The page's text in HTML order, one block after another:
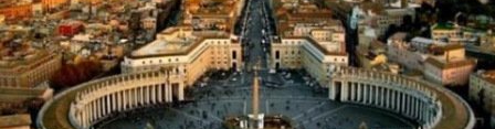
منوعات رياضة
كأس العالم